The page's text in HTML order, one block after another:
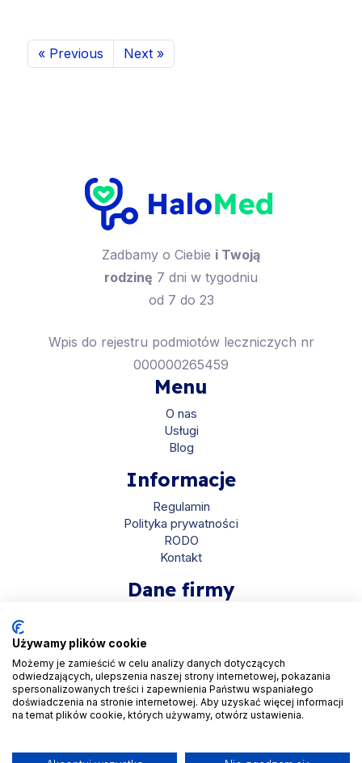
« Previous Next »
Zadbamy o Ciebie i Twoją
rodzinę 7 dni w tygodniu
od 7 do 23
Wpis do rejestru podmiotów leczniczych nr
000000265459
Menu
O nas
Usługi
Blog
Informacje
Regulamin
Polityka prywatności
RODO
Kontakt
Dane firmy
ul. Bolkowska 2D
01-466 Warszawa
KRS 0001048558
REGON 525935069
NIP 5223265608
Używamy plików cookie
Możemy je zamieścić w celu analizy danych dotyczących
odwiedzających, ulepszenia naszej strony internetowej, pokazania
spersonalizowanych treści i zapewnienia Państwu wspaniałego
doświadczenia na stronie internetowej. Aby uzyskać więcej informacji
na temat plików cookie, których używamy, otwórz ustawienia.